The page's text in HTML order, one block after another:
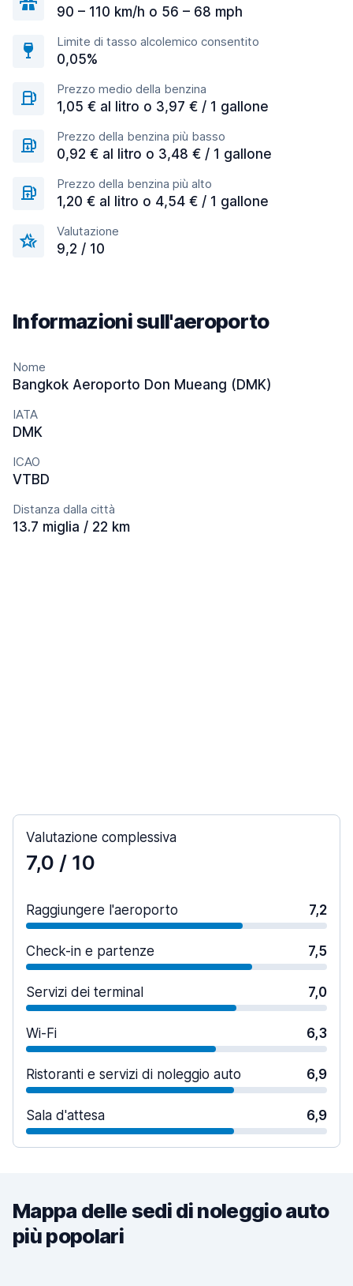
90 – 110 km/h o 56 – 68 mph
Limite di tasso alcolemico consentito
0,05%
Prezzo medio della benzina
1,05 € al litro o 3,97 € / 1 gallone
Prezzo della benzina più basso
0,92 € al litro o 3,48 € / 1 gallone
Prezzo della benzina più alto
1,20 € al litro o 4,54 € / 1 gallone
Valutazione
9,2 / 10
Informazioni sull'aeroporto
Nome
Bangkok Aeroporto Don Mueang (DMK)
IATA
DMK
ICAO
VTBD
Distanza dalla città
13.7 miglia / 22 km
Valutazione complessiva
7,0 / 10
Raggiungere l'aeroporto 7,2
Check-in e partenze 7,5
Servizi dei terminal 7,0
Wi-Fi 6,3
Ristoranti e servizi di noleggio auto 6,9
Sala d'attesa 6,9
Mappa delle sedi di noleggio auto
più popolari